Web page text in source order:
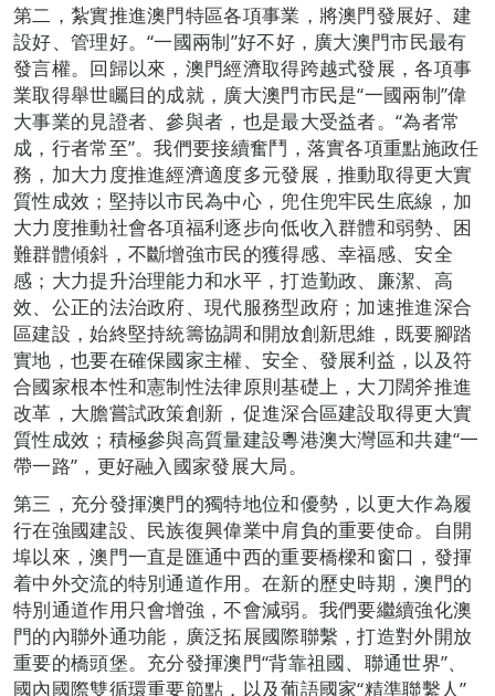
第二，紮實推進澳門特區各項事業，將澳門發展好、建
設好、管理好。“一國兩制”好不好，廣大澳門市民最有
發言權。回歸以來，澳門經濟取得跨越式發展，各項事
業取得舉世矚目的成就，廣大澳門市民是“一國兩制”偉
大事業的見證者、參與者，也是最大受益者。“為者常
成，行者常至”。我們要接續奮鬥，落實各項重點施政任
務，加大力度推進經濟適度多元發展，推動取得更大實
質性成效；堅持以市民為中心，兜住兜牢民生底線，加
大力度推動社會各項福利逐步向低收入群體和弱勢、困
難群體傾斜，不斷增強市民的獲得感、幸福感、安全
感；大力提升治理能力和水平，打造勤政、廉潔、高
效、公正的法治政府、現代服務型政府；加速推進深合
區建設，始終堅持統籌協調和開放創新思維，既要腳踏
實地，也要在確保國家主權、安全、發展利益，以及符
合國家根本性和憲制性法律原則基礎上，大刀闊斧推進
改革，大膽嘗試政策創新，促進深合區建設取得更大實
質性成效；積極參與高質量建設粵港澳大灣區和共建“一
帶一路”，更好融入國家發展大局。
第三，充分發揮澳門的獨特地位和優勢，以更大作為履
行在強國建設、民族復興偉業中肩負的重要使命。自開
埠以來，澳門一直是匯通中西的重要橋樑和窗口，發揮
着中外交流的特別通道作用。在新的歷史時期，澳門的
特別通道作用只會增強，不會減弱。我們要繼續強化澳
門的內聯外通功能，廣泛拓展國際聯繫，打造對外開放
重要的橋頭堡。充分發揮澳門“背靠祖國、聯通世界”、
國內國際雙循環重要節點，以及葡語國家“精準聯繫人”